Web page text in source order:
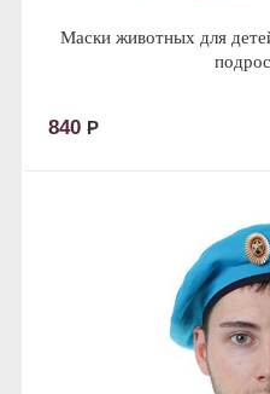
Маски животных для
840 Р